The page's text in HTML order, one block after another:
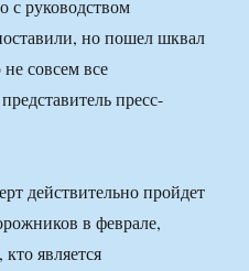
с руководством
но пошел шквал
совсем все
пресс-
действительно пройдет
в феврале,
является